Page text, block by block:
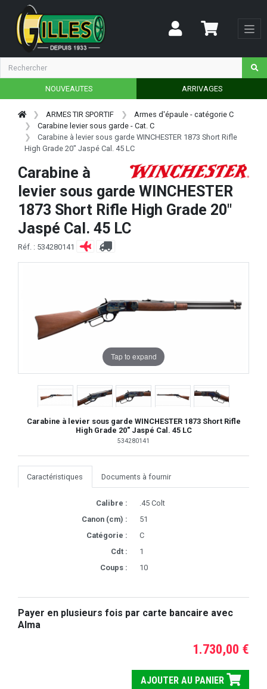
NOUVEAUTES ARRIVAGES
ARMES TIR SPORTIF
Armes d'épaule - catégorie C
Carabine levier sous garde - Cat. C
Carabine à levier sous garde WINCHESTER 1873 Short Rifle
High Grade 20" Jaspé Cal. 45 LC
Carabine à
levier sous garde WINCHESTER
1873 Short Rifle High Grade 20"
Jaspé Cal. 45 LC
Réf. : 534280141
Tap to expand
Carabine à levier sous garde WINCHESTER 1873 Short Rifle
High Grade 20" Jaspé Cal. 45 LC
534280141
Caractéristiques Documents à fournir
Calibre :
.45 Colt
Canon (cm) :
51
Catégorie :
C
Cdt :
1
Coups :
10
Payer en plusieurs fois par carte bancaire avec
Alma
1.730,00 €
AJOUTER AU PANIER